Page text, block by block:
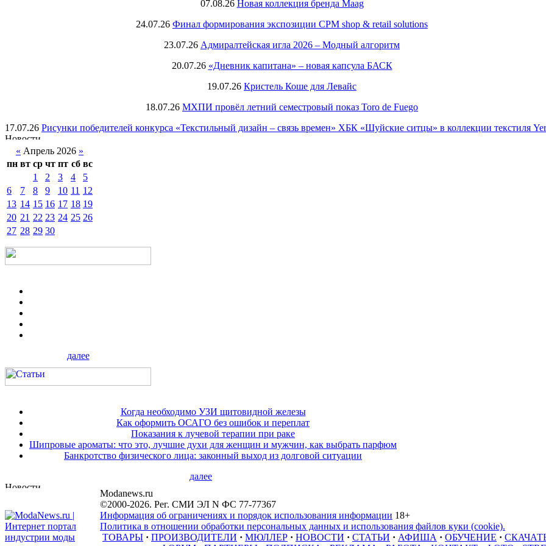
07.08.26 Новая коллекция бренда Maag
24.07.26 Финал формирования экспозиции CPM shop & retail solutions
23.07.26 Адмиралтейская игла 2026 – Модный алгоритм
20.07.26 «Дневник капитана» – новая капсула БАСК
19.07.26 Кристель Коше для Левайс
18.07.26 МХПИ провёл летний семестровый показ Toro de Fuego
17.07.26 Рисунки победителей конкурса «Текстильный дизайн – связь времен» ХБК «Шуйские ситцы» в коллекции текстиля
« Апрель 2026 »
пн вт ср чт пт сб вс
1
2 3 4
5
6
7 8 9 10 11 12
13 14 15 16 17 18 19
20 21 22 23 24 25 26
27 28 29 30
далее
Когда необходимо УЗИ щитовидной железы
Как оформить ОСАГО без ошибок и переплат
Показания к лучевой терапии при раке
Шипровые ароматы: что это, лучшие духи для женщин и мужчин, как выбрать парфюм
Банкротство физического лица: законный выход из долговой ситуации
далее
Modanews.ru
©2000-2026. Рег. СМИ ЭЛ N ФС 77-77367
Информация об ограничениях и порядок использования информации 18+
Политика в отношении обработки персональных данных и использования файлов куки (cookie).
ТОВАРЫ · ПРОИЗВОДИТЕЛИ · МЮЛЛЕР · НОВОСТИ · СТАТЬИ · АФИША · ОБУЧЕНИЕ ·